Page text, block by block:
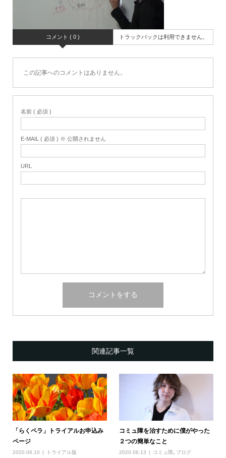
コメント ( 0 ) トラックバックは利用できません。
この記事へのコメントはありません。
名前 ( 必須 )
E-MAIL ( 必須 ) ※ 公開されません
URL
関連記事一覧
「らくペラ」トライアルお申込み
ページ
2020.06.10 トライアル版
コミュ障を治すために僕がやった
２つの簡単なこと
2020.06.13 コミュ障, ブログ